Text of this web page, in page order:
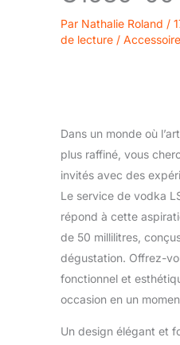
Par Nathalie Roland /
de lecture /
Dans un monde où
plus raffiné, vous
invités avec des
Le service de vodka
répond à cette
de 50 millilitres,
dégustation. Offrez-
fonctionnel et
occasion en un
Un design élégant et